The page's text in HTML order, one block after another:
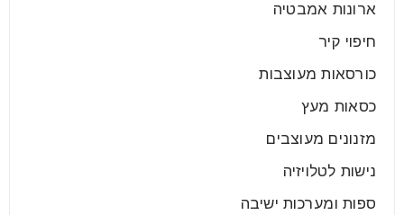
ארונות אמבטיה
חיפוי קיר
כורסאות מעוצבות
כסאות מעץ
מזנונים מעוצבים
נישות לטלויזיה
ספות ומערכות ישיבה